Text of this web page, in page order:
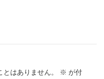
はありません。 ※ が付